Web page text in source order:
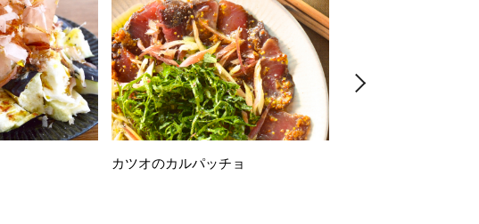
カツオのカルパッチョ